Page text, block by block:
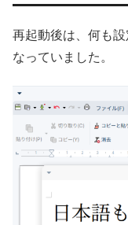
再起動後は、何も
なっていました。